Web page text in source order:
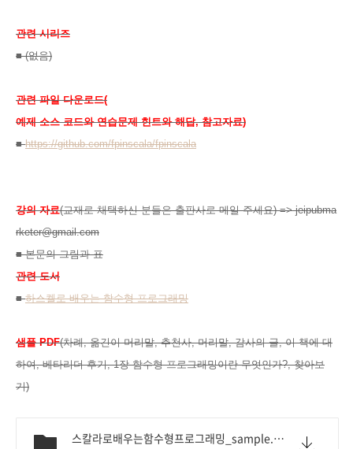
관련 시리즈
■ (없음)
관련 파일 다운로드(
예제 소스 코드와 연습문제 힌트와 해답, 참고자료)
■https://github.com/fpinscala/fpinscala
강의 자료(교재로 채택하신 분들은 출판사로 메일 주세요) => jeipubma
rketer@gmail.com
■ 본문의 그림과 표
관련 도서
■하스켈로 배우는 함수형 프로그래밍
샘플 PDF(차례, 옮긴이 머리말, 추천사, 머리말, 감사의 글, 이 책에 대
하여, 베타리더 후기, 1장 함수형 프로그래밍이란 무엇인가?, 찾아보
기)
스칼라로배우는함수형프로그래밍_sample.pdf